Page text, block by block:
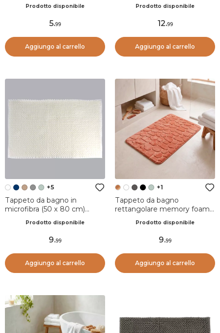
BiancoProdotto disponibile
5.99
Aggiungo al carrello
Prodotto disponibile
12.99
Aggiungo al carrello
+5
Tappeto da bagno in
microfibra (50 x 80 cm)
Prodotto disponibile
9.99
Aggiungo al carrello
+1
Tappeto da bagno
rettangolare memory foam
Prodotto disponibile
9.99
Aggiungo al carrello